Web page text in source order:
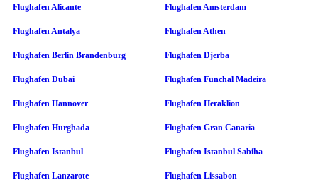
Flughafen Alicante Flughafen Amsterdam
Flughafen Antalya Flughafen Athen
Flughafen Berlin Brandenburg Flughafen Djerba
Flughafen Dubai Flughafen Funchal Madeira
Flughafen Hannover Flughafen Heraklion
Flughafen Hurghada Flughafen Gran Canaria
Flughafen Istanbul Flughafen Istanbul Sabiha
Flughafen Lanzarote Flughafen Lissabon